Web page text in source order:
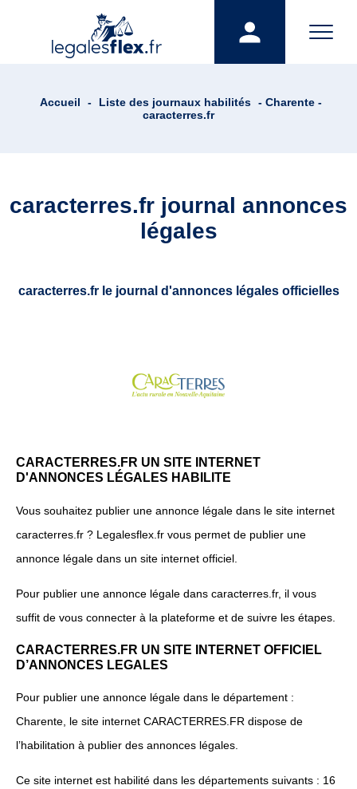
Accueil - Liste des journaux habilités - Charente -
caracterres.fr
caracterres.fr journal annonces
légales
caracterres.fr le journal d'annonces légales officielles
CARACTERRES.FR UN SITE INTERNET
D'ANNONCES LÉGALES HABILITE
Vous souhaitez publier une annonce légale dans le site internet
caracterres.fr ? Legalesflex.fr vous permet de publier une
annonce légale dans un site internet officiel.
Pour publier une annonce légale dans caracterres.fr, il vous
suffit de vous connecter à la plateforme et de suivre les étapes.
CARACTERRES.FR UN SITE INTERNET OFFICIEL
D’ANNONCES LEGALES
Pour publier une annonce légale dans le département :
Charente, le site internet CARACTERRES.FR dispose de
l’habilitation à publier des annonces légales.
Ce site internet est habilité dans les départements suivants : 16